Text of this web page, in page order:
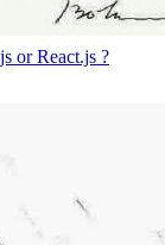
or React.js ?